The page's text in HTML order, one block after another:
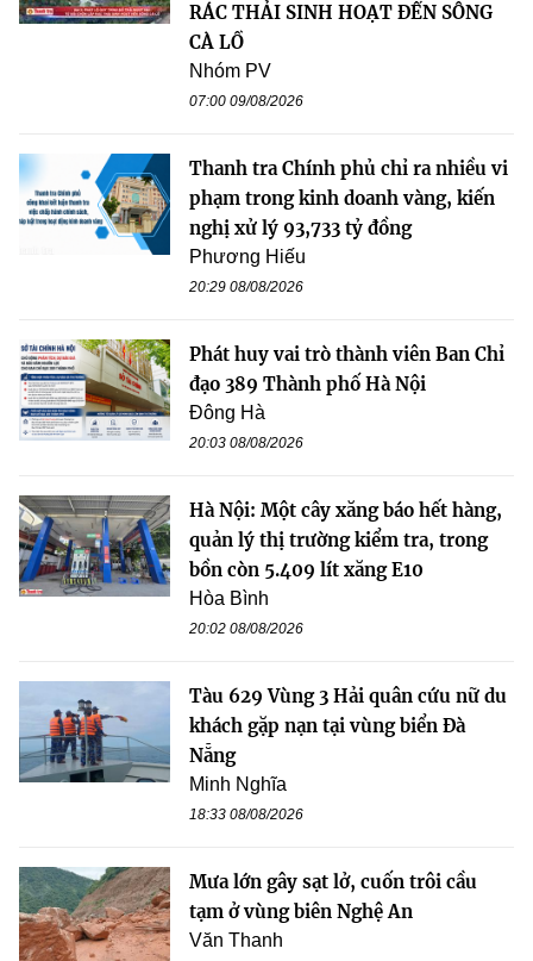
RÁC THẢI SINH HOẠT ĐẾN SÔNG
CÀ LỒ
Nhóm PV
07:00 09/08/2026
Thanh tra Chính phủ chỉ ra nhiều vi
phạm trong kinh doanh vàng, kiến
nghị xử lý 93,733 tỷ đồng
Phương Hiếu
20:29 08/08/2026
Phát huy vai trò thành viên Ban Chỉ
đạo 389 Thành phố Hà Nội
Đông Hà
20:03 08/08/2026
Hà Nội: Một cây xăng báo hết hàng,
quản lý thị trường kiểm tra, trong
bồn còn 5.409 lít xăng E10
Hòa Bình
20:02 08/08/2026
Tàu 629 Vùng 3 Hải quân cứu nữ du
khách gặp nạn tại vùng biển Đà
Nẵng
Minh Nghĩa
18:33 08/08/2026
Mưa lớn gây sạt lở, cuốn trôi cầu
tạm ở vùng biên Nghệ An
Văn Thanh